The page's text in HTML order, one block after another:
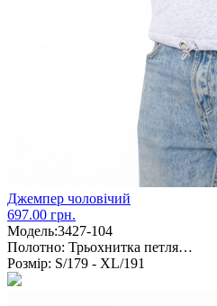
Джемпер чоловічий
697.00 грн.
Модель:3427-104
Полотно: Трьохнитка петля…
Розмір: S/179 - XL/191